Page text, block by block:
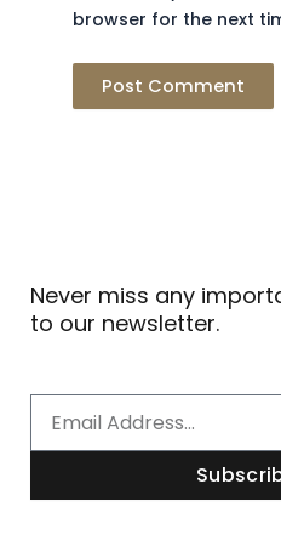
browser for the next
Never miss any
to our newsletter.